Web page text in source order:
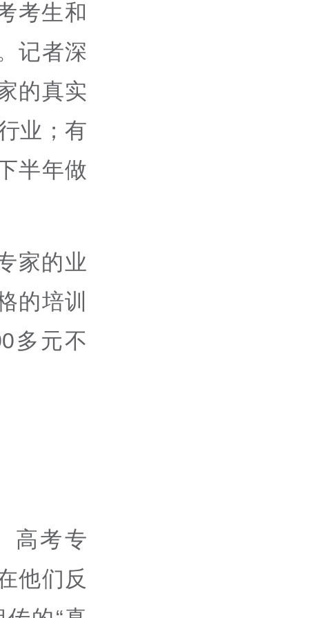
考生和
记者深
的真实
业；有
半年做
家的业
的培训
多元不
高考专
他们反